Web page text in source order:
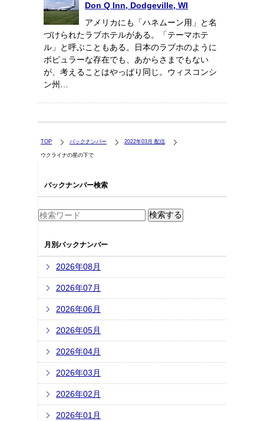
Don Q Inn, Dodgeville, WI
アメリカにも「ハネムーン用」と名
づけられたラブホテルがある。「テーマホテ
ル」と呼ぶこともある。日本のラブホのように
ポピュラーな存在でも、あからさまでもない
が、考えることはやっぱり同じ。ウィスコンシ
ン州…
TOP バックナンバー 2022年03月 配信
ウクライナの星の下で
バックナンバー検索
月別バックナンバー
2026年08月
2026年07月
2026年06月
2026年05月
2026年04月
2026年03月
2026年02月
2026年01月